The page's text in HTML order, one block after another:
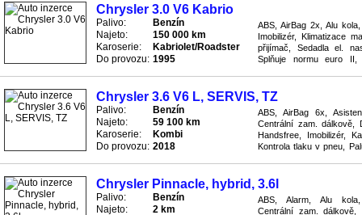
Chrysler 3.0 V6 Kabrio
Palivo:
Benzín
Najeto:
150 000 km
Karoserie:
Kabriolet/Roadster
Do provozu: 1995
ABS, AirBag 2x, Alu
Imobilizér, Klimatizace
přijímač, Sedadla el.
Splňuje normu euro II,
Chrysler 3.6 V6 L, SERVIS, TZ
Palivo:
Benzín
Najeto:
59 100 km
Karoserie:
Kombi
Do provozu: 2018
ABS, AirBag 6x,
Centrální zam. dálkově,
Handsfree, Imobilizér,
Kontrola tlaku v pneu,
Chrysler Pinnacle, hybrid, 3.6l
Palivo:
Benzín
Najeto:
2 km
ABS, Alarm, Alu kola,
Centrální zam.